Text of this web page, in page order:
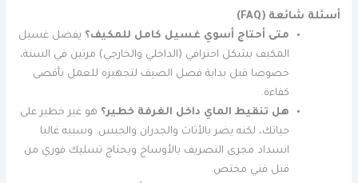
أسئلة شائعة (FAQ)
متى أحتاج أسوي غسيل كامل للمكيف؟ يفضل غسيل
المكيف بشكل احترافي (الداخلي والخارجي) مرتين في السنة،
خصوصا قبل بداية فصل الصيف لتجهيزه للعمل بأقصى
كفاءة.
هل تنقيط الماي داخل الغرفة خطير؟ هو غير خطير على
حياتك، لكنه يضر بالأثاث والجدران والجبس. وسببه غالبا
انسداد مجرى التصريف بالأوساخ ويحتاج تسليك فوري من
قبل فني مختص.